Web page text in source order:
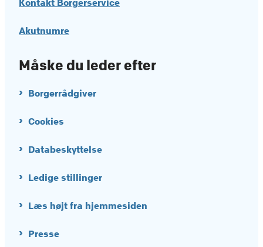
Kontakt Borgerservice
Akutnumre
Måske du leder efter
Borgerrådgiver
Cookies
Databeskyttelse
Ledige stillinger
Læs højt fra hjemmesiden
Presse